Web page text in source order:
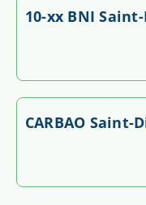
10-xx BNI
CARBAO Saint-